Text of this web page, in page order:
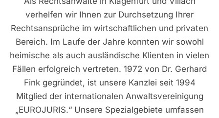
verhelfen wir Ihnen zur Durchsetzung Ihrer
Rechtsansprüche im wirtschaftlichen und privaten
Bereich. Im Laufe der Jahre konnten wir sowohl
heimische als auch ausländische Klienten in vielen
Fällen erfolgreich vertreten. 1972 von Dr. Gerhard
Fink gegründet, ist unsere Kanzlei seit 1994
Mitglied der internationalen Anwaltsvereinigung
„EUROJURIS.“ Unsere Spezialgebiete umfassen